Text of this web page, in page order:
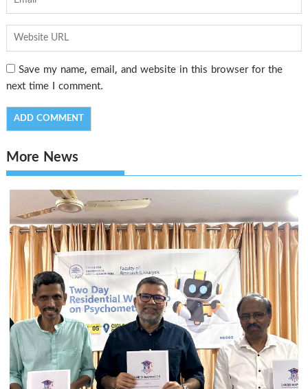
Save my name, email, and website in this browser for the
next time I comment.
More News